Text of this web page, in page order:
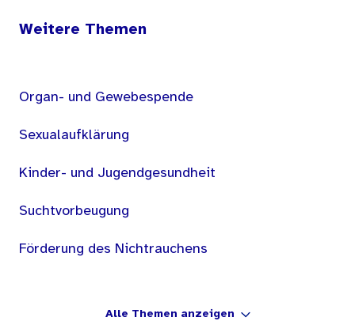
Weitere Themen
Organ- und Gewebespende
Sexualaufklärung
Kinder- und Jugendgesundheit
Suchtvorbeugung
Förderung des Nichtrauchens
Alle Themen anzeigen